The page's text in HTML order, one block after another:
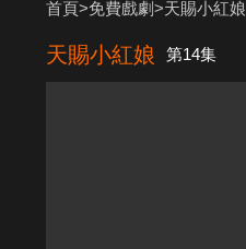
首頁>免費戲劇>天賜小紅娘
天賜小紅娘 第14集